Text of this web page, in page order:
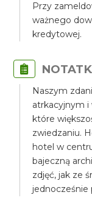
Przy
ważnego
kredytowej.
Naszym
atrkacyjnym
które
zwiedzaniu.
hotel w
bajeczną
zdjęć, jak ze
jednocześnie